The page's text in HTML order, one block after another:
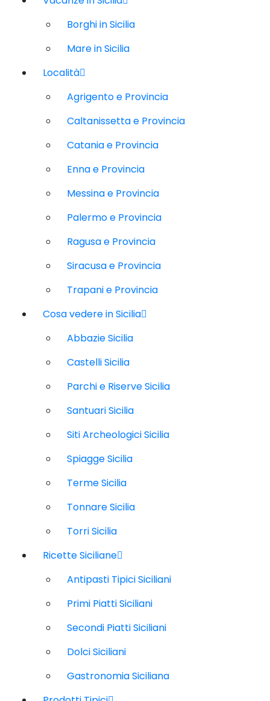
Borghi in Sicilia
Mare in Sicilia
Località
Agrigento e Provincia
Caltanissetta e Provincia
Catania e Provincia
Enna e Provincia
Messina e Provincia
Palermo e Provincia
Ragusa e Provincia
Siracusa e Provincia
Trapani e Provincia
Cosa vedere in Sicilia
Abbazie Sicilia
Castelli Sicilia
Parchi e Riserve Sicilia
Santuari Sicilia
Siti Archeologici Sicilia
Spiagge Sicilia
Terme Sicilia
Tonnare Sicilia
Torri Sicilia
Ricette Siciliane
Antipasti Tipici Siciliani
Primi Piatti Siciliani
Secondi Piatti Siciliani
Dolci Siciliani
Gastronomia Siciliana